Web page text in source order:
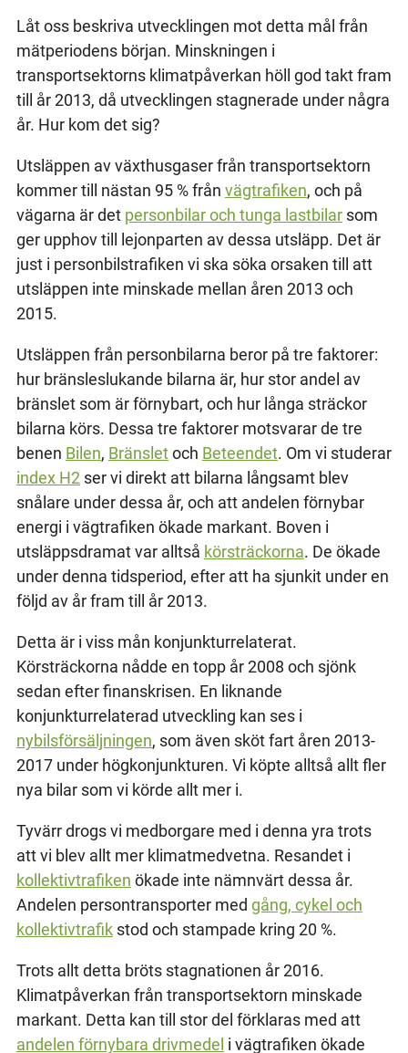
Låt oss beskriva utvecklingen mot detta mål från
mätperiodens början. Minskningen i
transportsektorns klimatpåverkan höll god takt fram
till år 2013, då utvecklingen stagnerade under några
år. Hur kom det sig?
Utsläppen av växthusgaser från transportsektorn
kommer till nästan 95 % från vägtrafiken, och på
vägarna är det personbilar och tunga lastbilarsom
ger upphov till lejonparten av dessa utsläpp. Det är
just i personbilstrafiken vi ska söka orsaken till att
utsläppen inte minskade mellan åren 2013 och
2015.
Utsläppen från personbilarna beror på tre faktorer:
hur bränsleslukande bilarna är, hur stor andel av
bränslet som är förnybart, och hur långa sträckor
bilarna körs. Dessa tre faktorer motsvarar de tre
benen Bilen, Bränsletoch Beteendet. Om vi studerar
index H2ser vi direkt att bilarna långsamt blev
snålare under dessa år, och att andelen förnybar
energi i vägtrafiken ökade markant. Boven i
utsläppsdramat var alltså körsträckorna. De ökade
under denna tidsperiod, efter att ha sjunkit under en
följd av år fram till år 2013.
Detta är i viss mån konjunkturrelaterat.
Körsträckorna nådde en topp år 2008 och sjönk
sedan efter finanskrisen. En liknande
konjunkturrelaterad utveckling kan ses i
nybilsförsäljningen, som även sköt fart åren 2013-
2017 under högkonjunkturen. Vi köpte alltså allt fler
nya bilar som vi körde allt mer i.
Tyvärr drogs vi medborgare med i denna yra trots
att vi blev allt mer klimatmedvetna. Resandet i
kollektivtrafiken ökade inte nämnvärt dessa år.
Andelen persontransporter med gång, cykel och
kollektivtrafikstod och stampade kring 20 %.
Trots allt detta bröts stagnationen år 2016.
Klimatpåverkan från transportsektorn minskade
markant. Detta kan till stor del förklaras med att
andelen förnybara drivmedel i vägtrafiken ökade